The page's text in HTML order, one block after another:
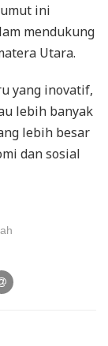
ini
mendukung
Utara.
yang inovatif,
lebih banyak
lebih besar
dan sosial